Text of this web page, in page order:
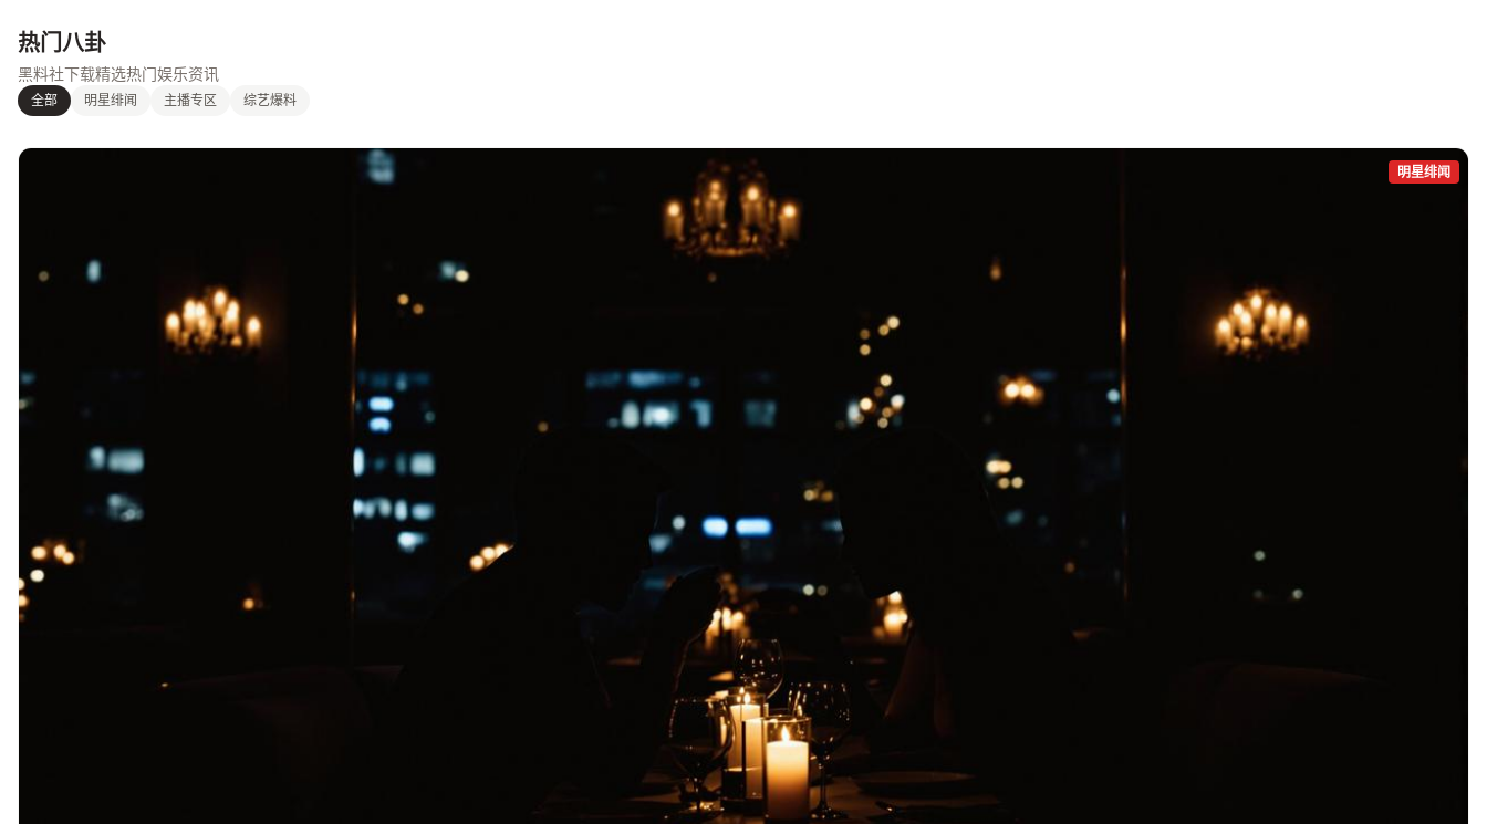
热门八卦
黑料社下载精选热门娱乐资讯
全部 明星绯闻 主播专区 综艺爆料
明星绯闻